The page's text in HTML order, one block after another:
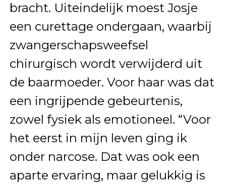
bracht. Uiteindelijk moest Josje
een curettage ondergaan, waarbij
zwangerschapsweefsel
chirurgisch wordt verwijderd uit
de baarmoeder. Voor haar was dat
een ingrijpende gebeurtenis,
zowel fysiek als emotioneel. “Voor
het eerst in mijn leven ging ik
onder narcose. Dat was ook een
aparte ervaring, maar gelukkig is